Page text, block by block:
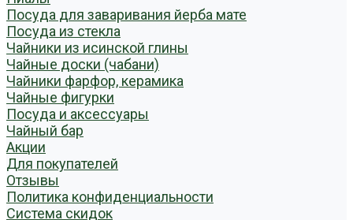
Посуда для заваривания йерба мате
Посуда из стекла
Чайники из исинской глины
Чайные доски (чабани)
Чайники фарфор, керамика
Чайные фигурки
Посуда и аксессуары
Чайный бар
Акции
Для покупателей
Отзывы
Политика конфиденциальности
Система скидок